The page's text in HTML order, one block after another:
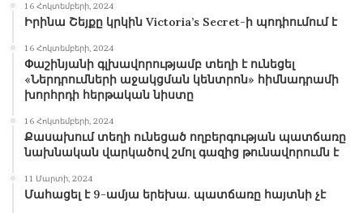
վարվելականոնների և
սանիտարահամաճարակային անվտանգության
նորմերի վերաբերյալ իրազեկման ընթացքը,
ներառյալ՝ տեսանելի վայրերում պաստառներ
փակցված լինելը։ Տեսչական մարմինը հորդորում է
խստագույնս կատարել անվտանգության բոլոր
կանոնները, որոնց համակցված պահպանման
դեպքում միայն հնարավոր կլինի ապահովել
համավարակի տարածման կասեցումը։
16 Հոկտեմբերի, 2024
Իրինա Շեյքը կրկին Victoria’s Secret-ի պոդիումում է
16 Հոկտեմբերի, 2024
Փաշինյանի գլխավորությամբ տեղի է ունեցել
«Ներդրումների աջակցման կենտրոն» հիմնադրամի
խորհրդի հերթական նիստը
16 Հոկտեմբերի, 2024
Քասախում տեղի ունեցած ողբերգության պատճառը
նախնական վարկածով շմոլ գազից թունավորումն է
11 Մարտի, 2024
Մահացել է 9-ամյա երեխա. պատճառը հայտնի չէ